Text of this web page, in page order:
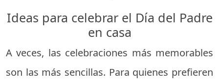
Ideas para celebrar el Día del Padre
en casa
A veces, las celebraciones más memorables
son las más sencillas. Para quienes prefieren